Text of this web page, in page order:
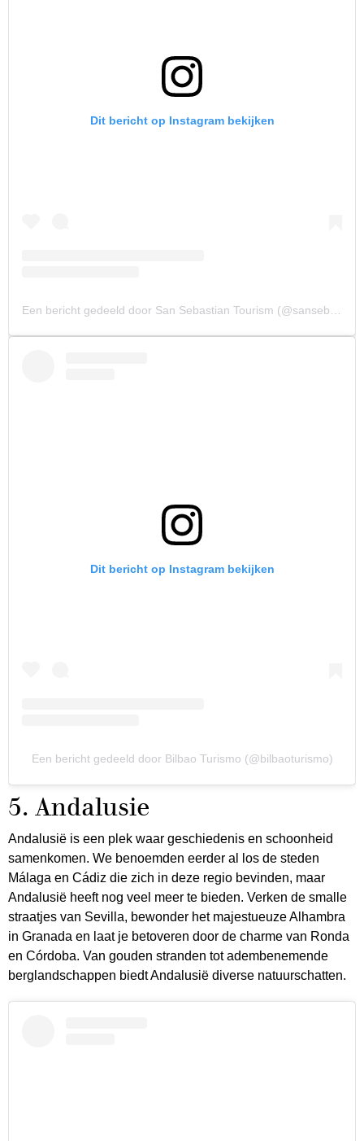
Dit bericht op Instagram bekijken
Dit bericht op Instagram bekijken
Een bericht gedeeld door Bilbao Turismo (@bilbaoturismo)
5. Andalusie
Andalusië is een plek waar geschiedenis en schoonheid
samenkomen. We benoemden eerder al los de steden
Málaga en Cádiz die zich in deze regio bevinden, maar
Andalusië heeft nog veel meer te bieden. Verken de smalle
straatjes van Sevilla, bewonder het majestueuze Alhambra
in Granada en laat je betoveren door de charme van Ronda
en Córdoba. Van gouden stranden tot adembenemende
berglandschappen biedt Andalusië diverse natuurschatten.